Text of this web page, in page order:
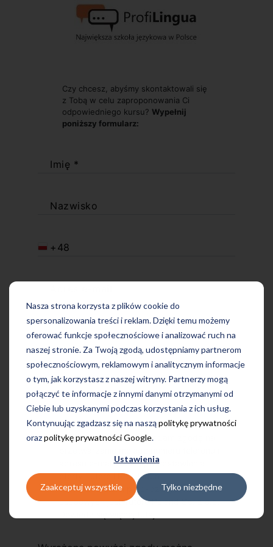
Nasza strona korzysta z plików cookie do
spersonalizowania treści i reklam. Dzięki temu możemy
oferować funkcje społecznościowe i analizować ruch na
naszej stronie. Za Twoją zgodą, udostępniamy partnerom
społecznościowym, reklamowym i analitycznym informacje
o tym, jak korzystasz z naszej witryny. Partnerzy mogą
połączyć te informacje z innymi danymi otrzymanymi od
Ciebie lub uzyskanymi podczas korzystania z ich usług.
Kontynuując zgadzasz się na nasząpolitykę prywatności
orazpolitykę prywatności Google.
Ustawienia
Zaakceptuj wszystkie Tylko niezbędne
Czy chcesz, abyśmy skontaktowali się
z Tobą w celu zaproponowania Ci
odpowiedniego kursu? Wypełnij
poniższy formularz:
Imię *
Nazwisko
+48
Przechodząc dalej, wyrażam zgodę na
adresu e-mail w celu przedstawienia
oferty Tutore i Profilingua.
Administratorem przekazanych danych
osobowych jest Tutore Poland Sp. z o.o.